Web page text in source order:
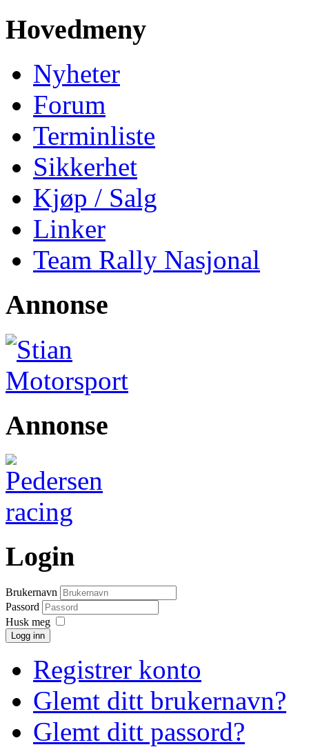
Hovedmeny
Nyheter
Forum
Terminliste
Sikkerhet
Kjøp / Salg
Linker
Team Rally Nasjonal
Annonse
Annonse
Login
Brukernavn
Passord
Husk meg
Logg inn
Registrer konto
Glemt ditt brukernavn?
Glemt ditt passord?